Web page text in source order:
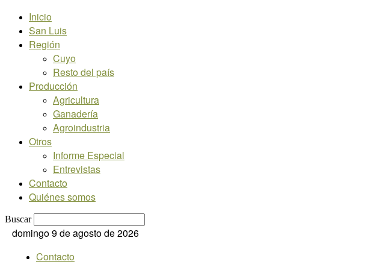
Inicio
San Luis
Región
Cuyo
Resto del país
Producción
Agricultura
Ganadería
Agroindustria
Otros
Informe Especial
Entrevistas
Contacto
Quiénes somos
Buscar
domingo 9 de agosto de 2026
Contacto